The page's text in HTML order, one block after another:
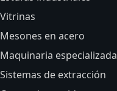
Vitrinas
Mesones en acero
Maquinaria especializada
Sistemas de extracción